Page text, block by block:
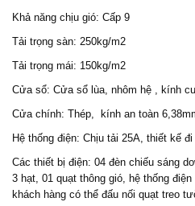
Khả năng chịu gió: Cấp 9
Tải trọng sàn: 250kg/m2
Tải trọng mái: 150kg/m2
Cửa sổ: Cửa sổ lùa, nhôm hệ , kính
Cửa chính: Thép, kính an toàn
Hệ thống điện: Chịu tải 25A, thiết kế
Các thiết bị điện: 04 đèn chiếu sáng
3 hạt, 01 quạt thông gió, hệ thống
khách hàng có thể đấu nối quạt treo